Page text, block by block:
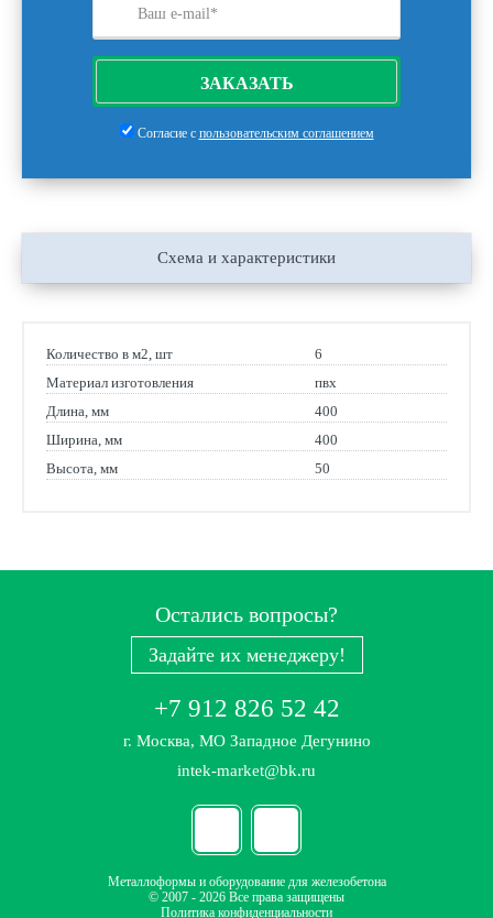
ЗАКАЗАТЬ
Согласие с пользовательским соглашением
Схема и характеристики
Количество в м2, шт
6
Материал изготовления
пвх
Длина, мм
400
Ширина, мм
400
Высота, мм
50
Остались вопросы?
Задайте их менеджеру!
+7 912 826 52 42
г. Москва, МО Западное Дегунино
intek-market@bk.ru
Металлоформы и оборудование для железобетона
© 2007 - 2026 Все права защищены
Политика конфиденциальности